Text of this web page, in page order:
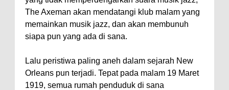
The Axeman akan mendatangi klub malam yang
memainkan musik jazz, dan akan membunuh
siapa pun yang ada di sana.
Lalu peristiwa paling aneh dalam sejarah New
Orleans pun terjadi. Tepat pada malam 19 Maret
1919, semua rumah penduduk di sana